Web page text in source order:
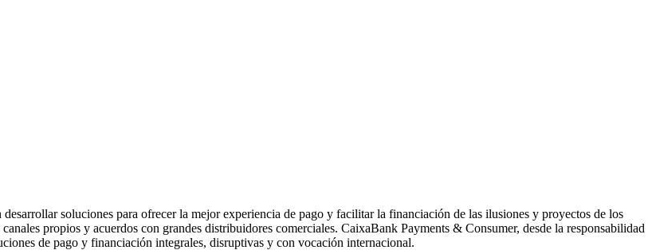
soluciones para ofrecer la mejor experiencia de pago y facilitar la financiación de las ilusiones y proyectos de los
propios y acuerdos con grandes distribuidores comerciales. CaixaBank Payments & Consumer, desde la responsabilidad
de pago y financiación integrales, disruptivas y con vocación internacional.